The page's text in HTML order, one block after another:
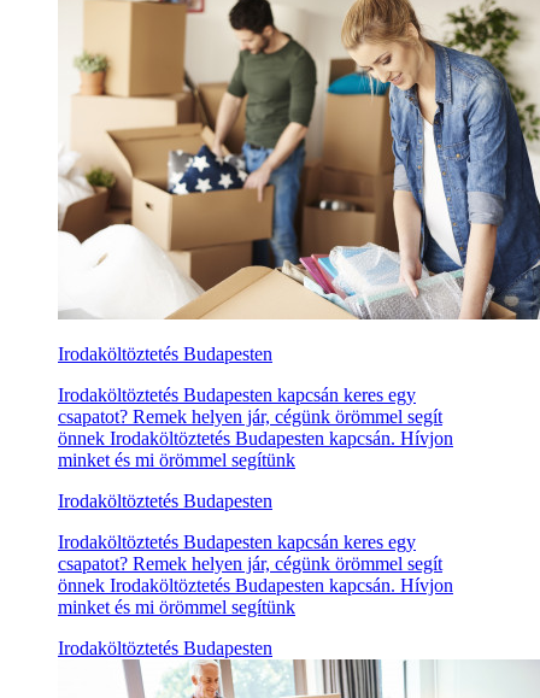
Irodaköltöztetés Budapesten
Irodaköltöztetés Budapesten kapcsán keres egy
csapatot? Remek helyen jár, cégünk örömmel segít
önnek Irodaköltöztetés Budapesten kapcsán. Hívjon
minket és mi örömmel segítünk
Irodaköltöztetés Budapesten
Irodaköltöztetés Budapesten kapcsán keres egy
csapatot? Remek helyen jár, cégünk örömmel segít
önnek Irodaköltöztetés Budapesten kapcsán. Hívjon
minket és mi örömmel segítünk
Irodaköltöztetés Budapesten